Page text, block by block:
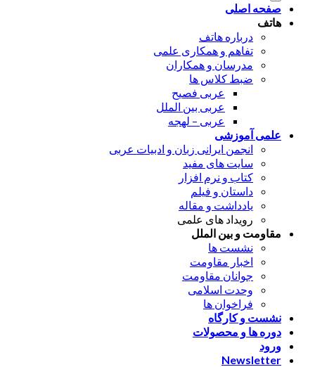
صفحه اصلی
هاتف
درباره هاتف
تفاهم و همکاری علمی
مدرسان و همکاران
ضبط کلاس ها
عربی فصیح
عربی بین الملل
عربی – لهجه
علمی آموزشی
انجمن ایرانی زبان و ادبیات عربی
سایت های مفید
کتاب و نرم افزار
داستان و فیلم
یادداشت و مقاله
رویداد های علمی
مقاومت و بین الملل
نشست ها
اخبار مقاومت
جوانان مقاومت
وحدت اسلامی
فراخوان ها
نشست و کارگاه
دوره ها و محصولات
ورود
Newsletter